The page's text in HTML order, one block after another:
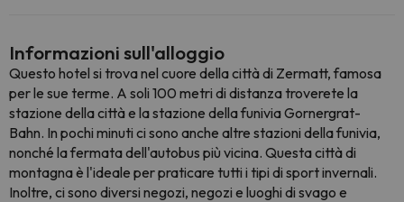
Informazioni sull'alloggio
Questo hotel si trova nel cuore della città di Zermatt, famosa
per le sue terme. A soli 100 metri di distanza troverete la
stazione della città e la stazione della funivia Gornergrat-
Bahn. In pochi minuti ci sono anche altre stazioni della funivia,
nonché la fermata dell'autobus più vicina. Questa città di
montagna è l'ideale per praticare tutti i tipi di sport invernali.
Inoltre, ci sono diversi negozi, negozi e luoghi di svago e